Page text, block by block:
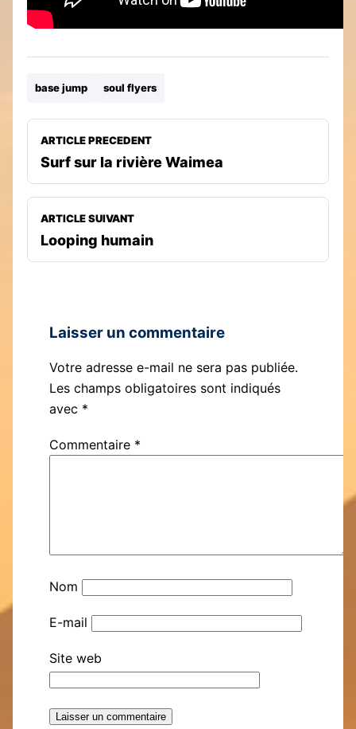
base jump soul flyers
ARTICLE PRECEDENT
Surf sur la rivière Waimea
ARTICLE SUIVANT
Looping humain
Laisser un commentaire
Votre adresse e-mail ne sera pas publiée.
Les champs obligatoires sont indiqués
avec *
Commentaire *
Nom
E-mail
Site web